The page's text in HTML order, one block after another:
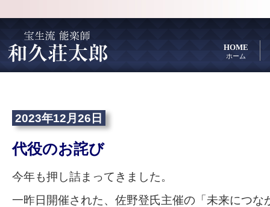
HOME
ホーム
2023年12月26日
代役のお詫び
今年も押し詰まってきました。
一昨日開催された、佐野登氏主催の「未来につな